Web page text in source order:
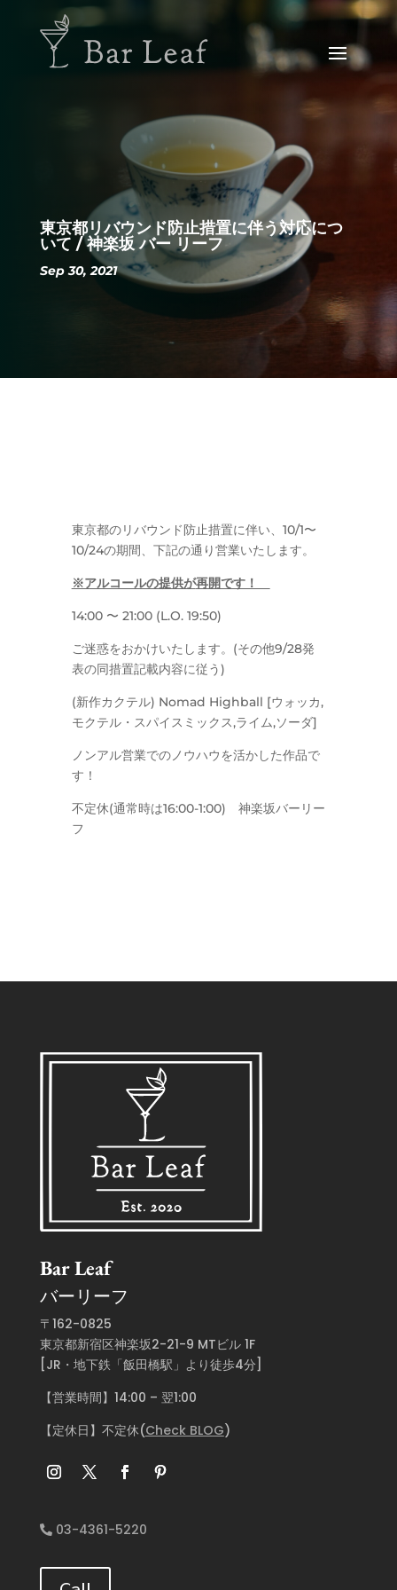
東京都リバウンド防止措置に伴う対応につ
いて / 神楽坂 バー リーフ
Sep 30, 2021
東京都のリバウンド防止措置に伴い、10/1〜
10/24の期間、下記の通り営業いたします。
※アルコールの提供が再開です！
14:00 〜 21:00 (L.O. 19:50)
ご迷惑をおかけいたします。(その他9/28発
表の同措置記載内容に従う)
(新作カクテル) Nomad Highball [ウォッカ,
モクテル・スパイスミックス,ライム,ソーダ]
ノンアル営業でのノウハウを活かした作品で
す！
不定休(通常時は16:00-1:00) 神楽坂バーリー
フ
Bar Leaf
バーリーフ
〒162-0825
東京都新宿区神楽坂2-21-9 MTビル 1F
[JR・地下鉄「飯田橋駅」より徒歩4分]
【営業時間】14:00 – 翌1:00
【定休日】不定休(Check BLOG)
03-4361-5220